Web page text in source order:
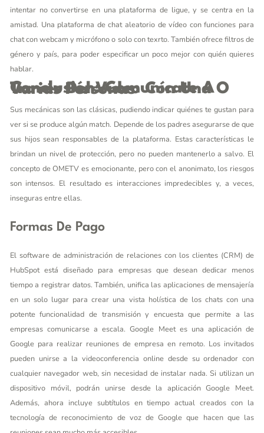
intentar no convertirse en una plataforma de ligue, y se centra en la
amistad. Una plataforma de chat aleatorio de vídeo con funciones para
chat con webcam y micrófono o solo con texrto. También ofrece filtros de
género y país, para poder especificar un poco mejor con quién quieres
hablar.
Conclusión: Comunícate A Través Del Vídeo Con Una O Varias Personas
Sus mecánicas son las clásicas, pudiendo indicar quiénes te gustan para
ver si se produce algún match. Depende de los padres asegurarse de que
sus hijos sean responsables de la plataforma. Estas características le
brindan un nivel de protección, pero no pueden mantenerlo a salvo. El
concepto de OMETV es emocionante, pero con el anonimato, los riesgos
son intensos. El resultado es interacciones impredecibles y, a veces,
inseguras entre ellas.
Formas De Pago
El software de administración de relaciones con los clientes (CRM) de
HubSpot está diseñado para empresas que desean dedicar menos
tiempo a registrar datos. También, unifica las aplicaciones de mensajería
en un solo lugar para crear una vista holística de los chats con una
potente funcionalidad de transmisión y encuesta que permite a las
empresas comunicarse a escala. Google Meet es una aplicación de
Google para realizar reuniones de empresa en remoto. Los invitados
pueden unirse a la videoconferencia online desde su ordenador con
cualquier navegador web, sin necesidad de instalar nada. Si utilizan un
dispositivo móvil, podrán unirse desde la aplicación Google Meet.
Además, ahora incluye subtítulos en tiempo actual creados con la
tecnología de reconocimiento de voz de Google que hacen que las